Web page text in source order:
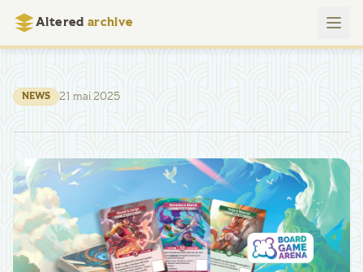
Altered archive
NEWS 21 mai 2025